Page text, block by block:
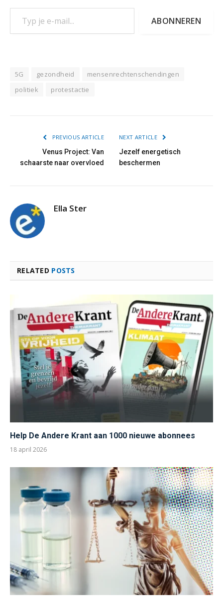
Typ je e-mail...
ABONNEREN
5G gezondheid
mensenrechtenschendingen
politiek
protestactie
PREVIOUS ARTICLE
Venus Project: Van
schaarste naar overvloed
NEXT ARTICLE
Jezelf energetisch
beschermen
Ella Ster
RELATED POSTS
Help De Andere Krant aan 1000 nieuwe abonnees
18 april 2026